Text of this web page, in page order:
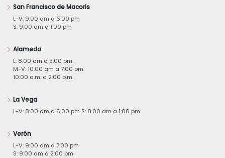
San Francisco de Macorís
L-V: 9:00 am a 6:00 pm
S: 9:00 am a 1:00 pm
Alameda
L: 8:00 am a 5:00 pm.
M-V: 10:00 am a 7:00 pm.
10:00 a.m. a 2:00 p.m.
La Vega
L-V: 8:00 am a 6:00 pm S: 8:00 am a 1:00 pm
Verón
L-V: 9:00 am a 7:00 pm
S: 9:00 am a 2:00 pm